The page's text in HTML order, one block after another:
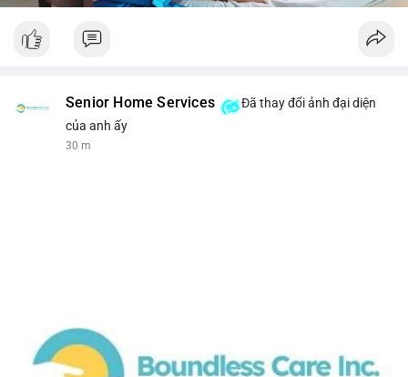
Senior Home Services
Đã thay đổi ảnh đại diện
của anh ấy
30 m